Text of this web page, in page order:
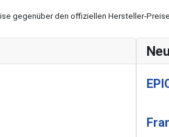
gegenüber den offiziellen Hersteller-